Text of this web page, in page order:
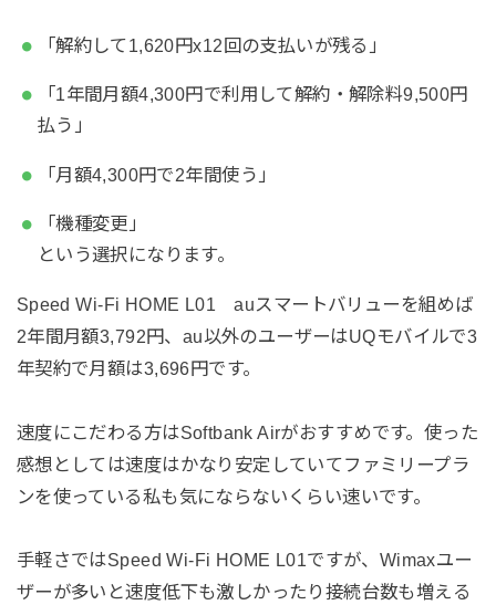
「解約して1,620円x12回の支払いが残る」
「1年間月額4,300円で利用して解約・解除料9,500円
払う」
「月額4,300円で2年間使う」
「機種変更」
という選択になります。
Speed Wi-Fi HOME L01 auスマートバリューを組めば
2年間月額3,792円、au以外のユーザーはUQモバイルで3
年契約で月額は3,696円です。
速度にこだわる方はSoftbank Airがおすすめです。使った
感想としては速度はかなり安定していてファミリープラ
ンを使っている私も気にならないくらい速いです。
手軽さではSpeed Wi-Fi HOME L01ですが、Wimaxユー
ザーが多いと速度低下も激しかったり接続台数も増える